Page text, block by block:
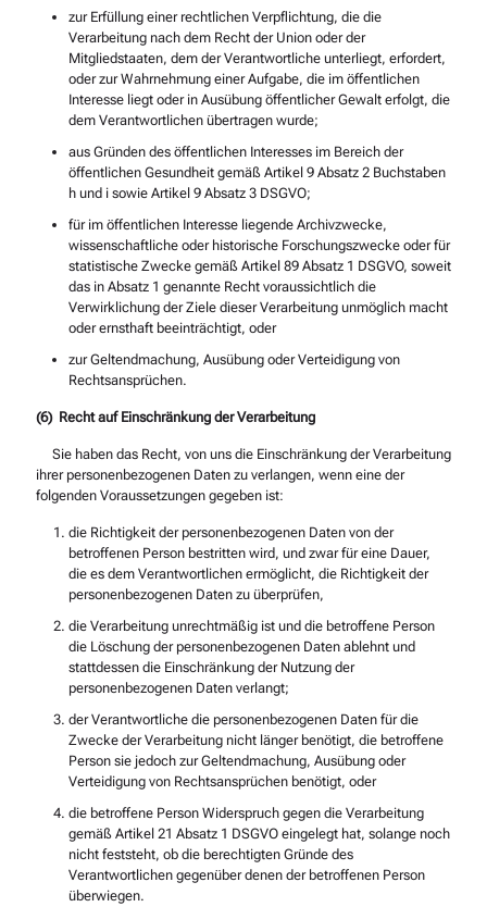
zur Erfüllung einer rechtlichen Verpflichtung, die die
Verarbeitung nach dem Recht der Union oder der
Mitgliedstaaten, dem der Verantwortliche unterliegt, erfordert,
oder zur Wahrnehmung einer Aufgabe, die im öffentlichen
Interesse liegt oder in Ausübung öffentlicher Gewalt erfolgt, die
dem Verantwortlichen übertragen wurde;
aus Gründen des öffentlichen Interesses im Bereich der
öffentlichen Gesundheit gemäß Artikel 9 Absatz 2 Buchstaben
h und i sowie Artikel 9 Absatz 3 DSGVO;
für im öffentlichen Interesse liegende Archivzwecke,
wissenschaftliche oder historische Forschungszwecke oder für
statistische Zwecke gemäß Artikel 89 Absatz 1 DSGVO, soweit
das in Absatz 1 genannte Recht voraussichtlich die
Verwirklichung der Ziele dieser Verarbeitung unmöglich macht
oder ernsthaft beeinträchtigt, oder
zur Geltendmachung, Ausübung oder Verteidigung von
Rechtsansprüchen.
(6) Recht auf Einschränkung der Verarbeitung
Sie haben das Recht, von uns die Einschränkung der Verarbeitung
ihrer personenbezogenen Daten zu verlangen, wenn eine der
folgenden Voraussetzungen gegeben ist:
die Richtigkeit der personenbezogenen Daten von der
betroffenen Person bestritten wird, und zwar für eine Dauer,
die es dem Verantwortlichen ermöglicht, die Richtigkeit der
personenbezogenen Daten zu überprüfen,
die Verarbeitung unrechtmäßig ist und die betroffene Person
die Löschung der personenbezogenen Daten ablehnt und
stattdessen die Einschränkung der Nutzung der
personenbezogenen Daten verlangt;
der Verantwortliche die personenbezogenen Daten für die
Zwecke der Verarbeitung nicht länger benötigt, die betroffene
Person sie jedoch zur Geltendmachung, Ausübung oder
Verteidigung von Rechtsansprüchen benötigt, oder
die betroffene Person Widerspruch gegen die Verarbeitung
gemäß Artikel 21 Absatz 1 DSGVO eingelegt hat, solange noch
nicht feststeht, ob die berechtigten Gründe des
Verantwortlichen gegenüber denen der betroffenen Person
überwiegen.